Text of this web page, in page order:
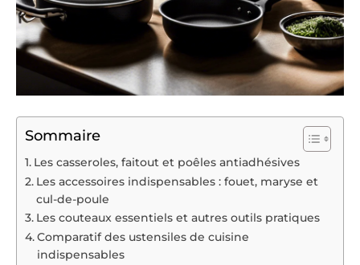
Sommaire
Les casseroles, faitout et poêles antiadhésives
Les accessoires indispensables : fouet, maryse et
cul-de-poule
Les couteaux essentiels et autres outils pratiques
Comparatif des ustensiles de cuisine
indispensables